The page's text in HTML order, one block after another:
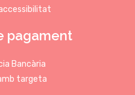
pagament
Bancària
targeta